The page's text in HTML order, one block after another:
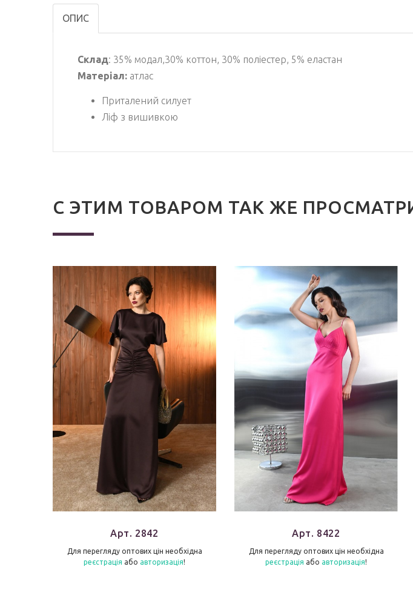
ОПИС
Склад: 35% модал,30% коттон, 30% поліестер, 5% еластан
Матеріал: атлас
Приталений силует
Ліф з вишивкою
С ЭТИМ ТОВАРОМ ТАК ЖЕ
Арт. 2842
Для перегляду оптових цін необхідна
реєстрація або авторизація!
Арт. 8422
Для перегляду оптових цін необхідна
реєстрація або авторизація!